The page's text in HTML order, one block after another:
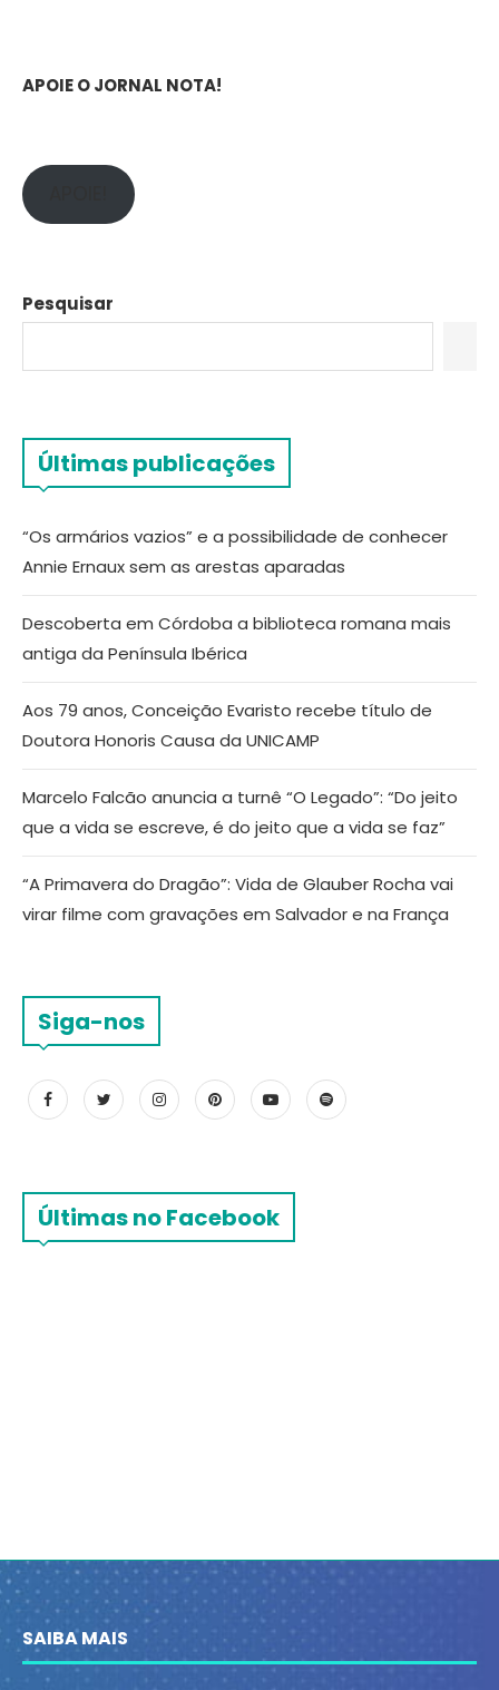
APOIE O JORNAL NOTA!
Pesquisar
Últimas publicações
“Os armários vazios” e a possibilidade de conhecer
Annie Ernaux sem as arestas aparadas
Descoberta em Córdoba a biblioteca romana mais
antiga da Península Ibérica
Aos 79 anos, Conceição Evaristo recebe título de
Doutora Honoris Causa da UNICAMP
Marcelo Falcão anuncia a turnê “O Legado”: “Do jeito
que a vida se escreve, é do jeito que a vida se faz”
“A Primavera do Dragão”: Vida de Glauber Rocha vai
virar filme com gravações em Salvador e na França
Siga-nos
Últimas no Facebook
SAIBA MAIS